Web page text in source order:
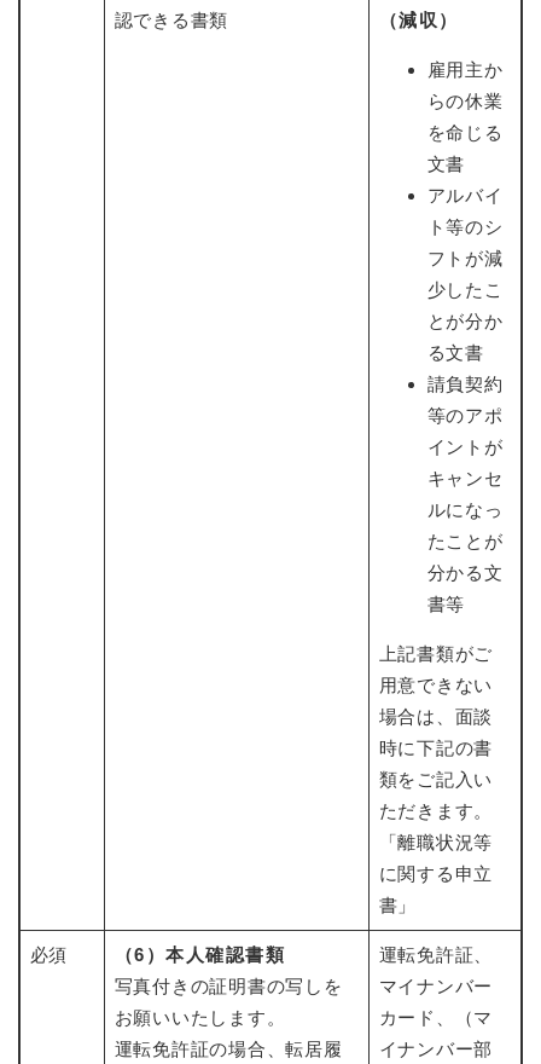
認できる書類
（減収）
雇用主か
らの休業
を命じる
文書
アルバイ
ト等のシ
フトが減
少したこ
とが分か
る文書
請負契約
等のアポ
イントが
キャンセ
ルになっ
たことが
分かる文
書等
上記書類がご
用意できない
場合は、面談
時に下記の書
類をご記入い
ただきます。
「離職状況等
に関する申立
書」
必須
（6）本人確認書類
写真付きの証明書の写しを
お願いいたします。
運転免許証の場合、転居履
運転免許証、
マイナンバー
カード、（マ
イナンバー部